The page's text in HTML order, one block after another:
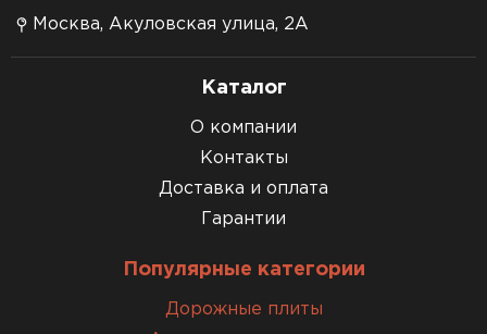
Москва, Акуловская улица, 2А
Каталог
О компании
Контакты
Доставка и оплата
Гарантии
Популярные категории
Дорожные плиты